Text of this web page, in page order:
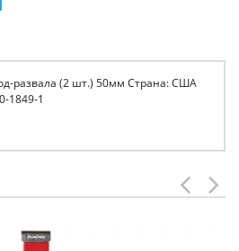
развала (2 шт.) 50мм Страна: США
1849-1